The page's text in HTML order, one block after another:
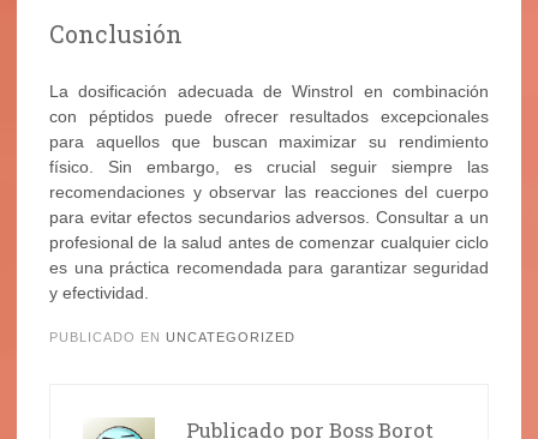
Conclusión
La dosificación adecuada de Winstrol en combinación
con péptidos puede ofrecer resultados excepcionales
para aquellos que buscan maximizar su rendimiento
físico. Sin embargo, es crucial seguir siempre las
recomendaciones y observar las reacciones del cuerpo
para evitar efectos secundarios adversos. Consultar a un
profesional de la salud antes de comenzar cualquier ciclo
es una práctica recomendada para garantizar seguridad
y efectividad.
PUBLICADO EN UNCATEGORIZED
Publicado por Boss Borot